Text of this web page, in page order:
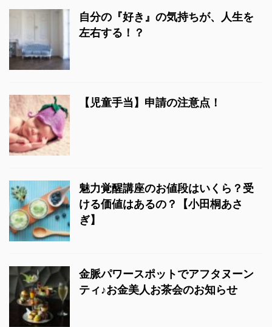
自分の『好き』の気持ちが、人生を
左右する！？
【児童手当】申請の注意点！
魅力覚醒講座のお値段はいくら？受
ける価値はあるの？【小田桐あさ
ぎ】
金脈パワースポットでアフタヌーン
ティ♪お金美人お茶会のお知らせ